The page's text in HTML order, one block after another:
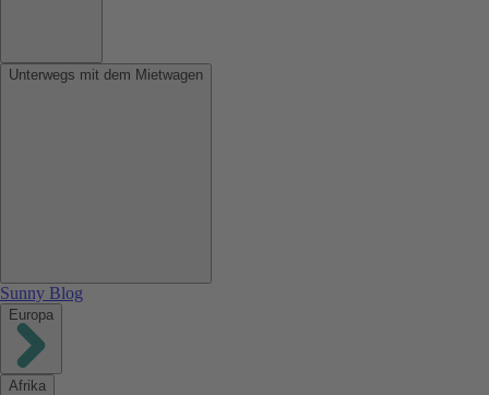
Unterwegs mit dem Mietwagen
Sunny Blog
Europa
Afrika